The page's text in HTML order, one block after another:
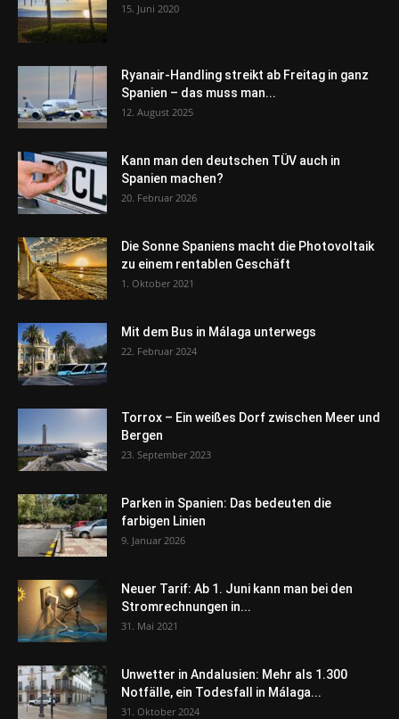
15. Juni 2020
Ryanair-Handling streikt ab Freitag in ganz
Spanien – das muss man...
12. August 2025
Kann man den deutschen TÜV auch in
Spanien machen?
20. Februar 2026
Die Sonne Spaniens macht die Photovoltaik
zu einem rentablen Geschäft
1. Oktober 2021
Mit dem Bus in Málaga unterwegs
22. Februar 2024
Torrox – Ein weißes Dorf zwischen Meer und
Bergen
23. September 2023
Parken in Spanien: Das bedeuten die
farbigen Linien
9. Januar 2026
Neuer Tarif: Ab 1. Juni kann man bei den
Stromrechnungen in...
31. Mai 2021
Unwetter in Andalusien: Mehr als 1.300
Notfälle, ein Todesfall in Málaga...
31. Oktober 2024